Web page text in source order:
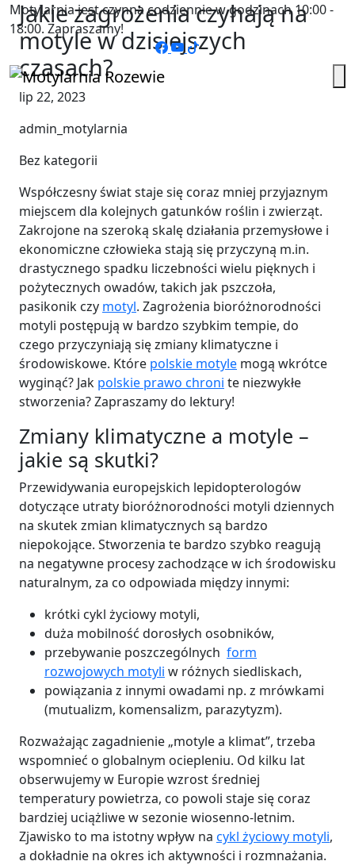
Motylarnia jest czynna codziennie w godzinach 10:00 -
18:00. Zapraszamy!
Jakie zagrożenia czyhają na
motyle w dzisiejszych
czasach?
lip 22, 2023
admin_motylarnia
Bez kategorii
Współczesny świat staje się coraz mniej przyjaznym
miejscem dla kolejnych gatunków roślin i zwierząt.
Zakrojone na szeroką skalę działania przemysłowe i
ekonomiczne człowieka stają się przyczyną m.in.
drastycznego spadku liczebności wielu pięknych i
pożytecznych owadów, takich jak pszczoła,
pasikonik czy motyl. Zagrożenia bioróżnorodności
motyli postępują w bardzo szybkim tempie, do
czego przyczyniają się zmiany klimatyczne i
środowiskowe. Które polskie motyle mogą wkrótce
wyginąć? Jak polskie prawo chroni te niezwykłe
stworzenia? Zapraszamy do lektury!
Zmiany klimatyczne a motyle –
jakie są skutki?
Przewidywania europejskich lepidopterologów
dotyczące utraty bioróżnorodności motyli dziennych
na skutek zmian klimatycznych są bardzo
niepokojące. Stworzenia te bardzo szybko reagują
na negatywne procesy zachodzące w ich środowisku
naturalnym, za co odpowiada między innymi:
krótki cykl życiowy motyli,
duża mobilność dorosłych osobników,
przebywanie poszczególnych form
rozwojowych motyli w różnych siedliskach,
powiązania z innymi owadami np. z mrówkami
(mutualizm, komensalizm, parazytyzm).
Rozważając zagadnienie „motyle a klimat”, trzeba
wspomnieć o globalnym ociepleniu. Od kilku lat
obserwujemy w Europie wzrost średniej
temperatury powietrza, co powoli staje się coraz
bardziej uciążliwe w sezonie wiosenno-letnim.
Zjawisko to ma istotny wpływ na cykl życiowy motyli,
a dokładnie na okres ich aktywności i rozmnażania.